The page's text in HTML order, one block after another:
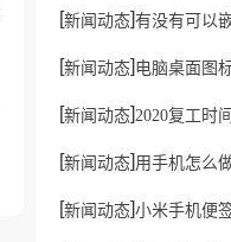
[新闻动态]
[新闻动态]
[新闻动态]
[新闻动态]
[新闻动态]